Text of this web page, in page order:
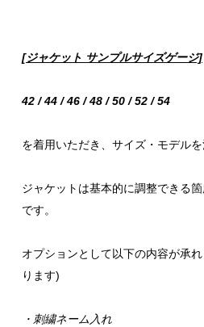
[ジャケット サンプルサイズゲージ]
42 / 44 / 46 / 48 / 50 / 52 / 54
を着用いただき、サイズ・モデルを
ジャケットは基本的に調整できる
です。
オプションとして以下の内容が承
ります)
・刺繍ネーム入れ